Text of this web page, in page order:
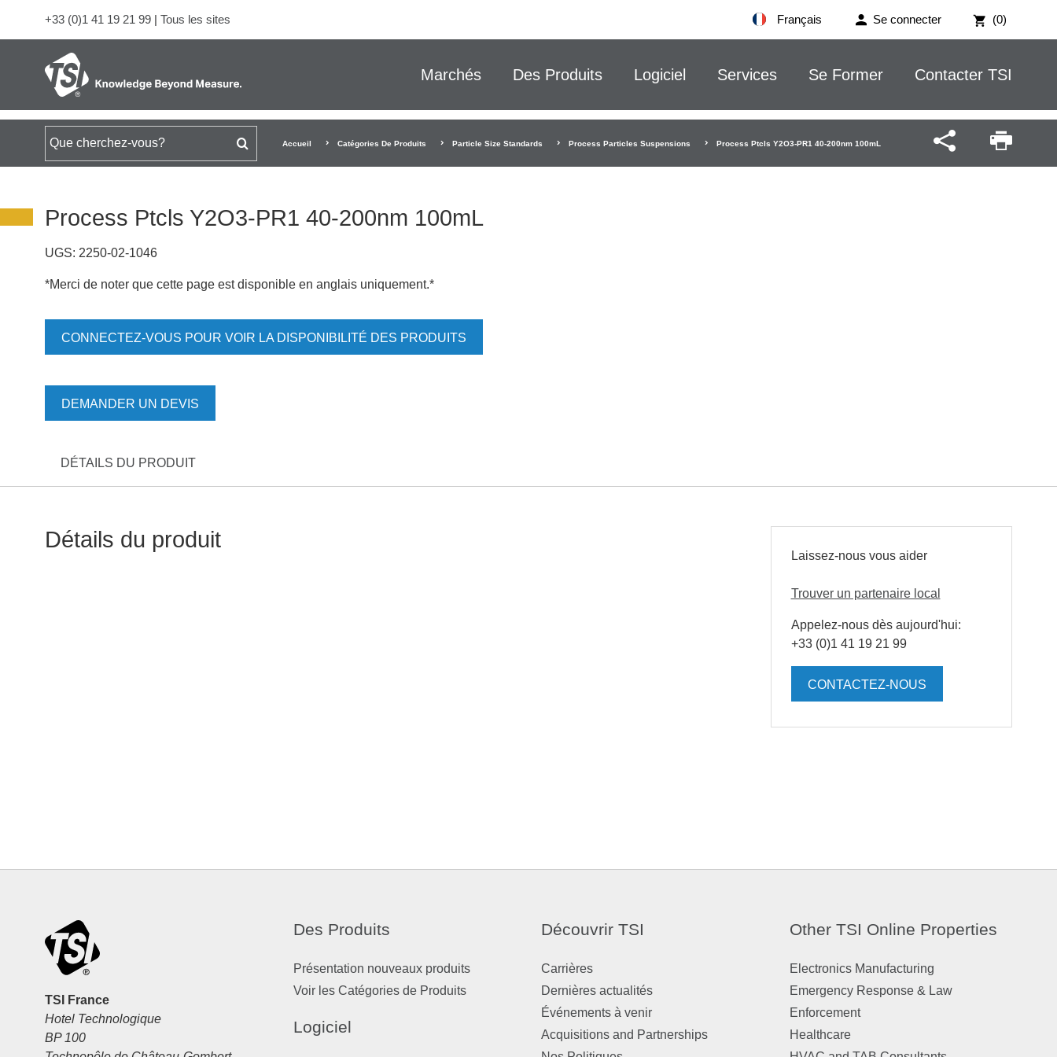
Se connecter (0)
+33 (0)1 41 19 21 99 | Tous les sites Français
Marchés Des Produits Logiciel Services Se Former Contacter TSI
Rechercher Accueil Catégories De Produits Particle Size Standards Process Particles Suspensions Process Ptcls Y2O3-PR1 40-200nm 100mL
Process Ptcls Y2O3-PR1 40-200nm 100mL
UGS: 2250-02-1046
*Merci de noter que cette page est disponible en anglais uniquement.*
CONNECTEZ-VOUS POUR VOIR LA DISPONIBILITÉ DES PRODUITS
DEMANDER UN DEVIS
DÉTAILS DU PRODUIT
Détails du produit
Laissez-nous vous aider
Trouver un partenaire local
Appelez-nous dès aujourd'hui:
+33 (0)1 41 19 21 99
CONTACTEZ-NOUS
TSI France
Hotel Technologique
BP 100
Des Produits
Présentation nouveaux produits
Voir les Catégories de Produits
Logiciel
Découvrir TSI
Carrières
Dernières actualités
Événements à venir
Acquisitions and Partnerships
Other TSI Online Properties
Electronics Manufacturing
Emergency Response & Law
Enforcement
Healthcare